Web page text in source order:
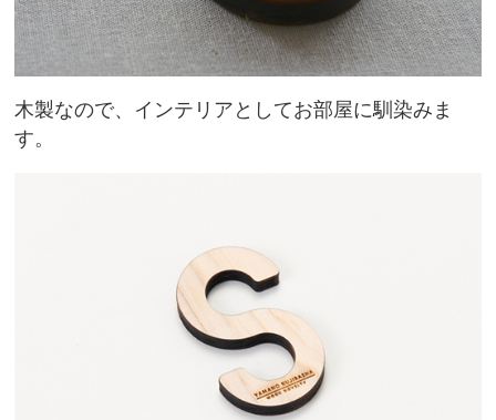
木製なので、インテリアとしてお部屋に馴染みま
す。